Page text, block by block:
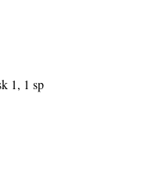
1, 1 sp